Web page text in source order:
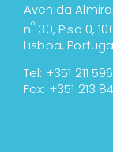
Avenida
nº 30, Piso 0,
Lisboa,
Tel: +351 211
Fax: +351 213